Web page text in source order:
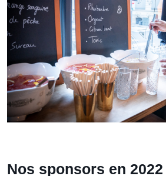
Nos sponsors en 2022